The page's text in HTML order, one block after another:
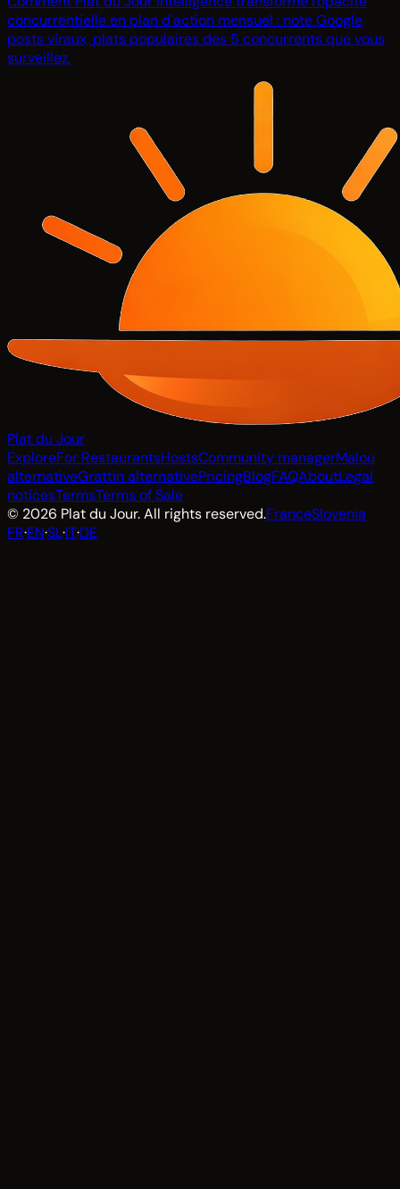
concurrentielle en plan d'action mensuel : note Google,
posts viraux, plats populaires des 5 concurrents que vous
surveillez.
Plat du Jour
ExploreFor RestaurantsHostsCommunity managerMalou
alternativeGrattin alternativePricingBlogFAQAboutLegal
noticesTermsTerms of Sale
© 2026 Plat du Jour. All rights reserved.FranceSlovenia
FR·EN·SL·IT·DE